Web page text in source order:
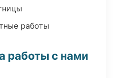
работы
работы с нами